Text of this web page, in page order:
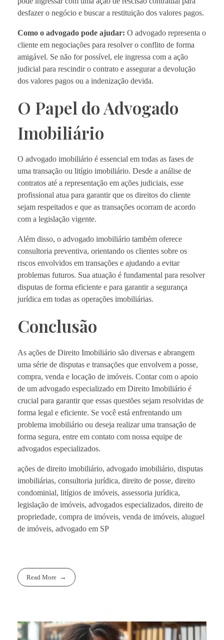
desfazer o negócio e buscar a restituição dos valores pagos.
Como o advogado pode ajudar: O advogado representa o
cliente em negociações para resolver o conflito de forma
amigável. Se não for possível, ele ingressa com a ação
judicial para rescindir o contrato e assegurar a devolução
dos valores pagos ou a indenização devida.
O Papel do Advogado
Imobiliário
O advogado imobiliário é essencial em todas as fases de
uma transação ou litígio imobiliário. Desde a análise de
contratos até a representação em ações judiciais, esse
profissional atua para garantir que os direitos do cliente
sejam respeitados e que as transações ocorram de acordo
com a legislação vigente.
Além disso, o advogado imobiliário também oferece
consultoria preventiva, orientando os clientes sobre os
riscos envolvidos em transações e ajudando a evitar
problemas futuros. Sua atuação é fundamental para resolver
disputas de forma eficiente e para garantir a segurança
jurídica em todas as operações imobiliárias.
Conclusão
As ações de Direito Imobiliário são diversas e abrangem
uma série de disputas e transações que envolvem a posse,
compra, venda e locação de imóveis. Contar com o apoio
de um advogado especializado em Direito Imobiliário é
crucial para garantir que essas questões sejam resolvidas de
forma legal e eficiente. Se você está enfrentando um
problema imobiliário ou deseja realizar uma transação de
forma segura, entre em contato com nossa equipe de
advogados especializados.
ações de direito imobiliário, advogado imobiliário, disputas
imobiliárias, consultoria jurídica, direito de posse, direito
condominial, litígios de imóveis, assessoria jurídica,
legislação de imóveis, advogados especializados, direito de
propriedade, compra de imóveis, venda de imóveis, aluguel
de imóveis, advogado em SP
Read More